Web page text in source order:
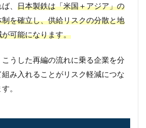
、 日本製鉄は「米国＋アジア」の
を確立し、供給リスクの分散と地
可能になります。
うした再編の流れに乗る企業を分
み入れることがリスク軽減につな
。